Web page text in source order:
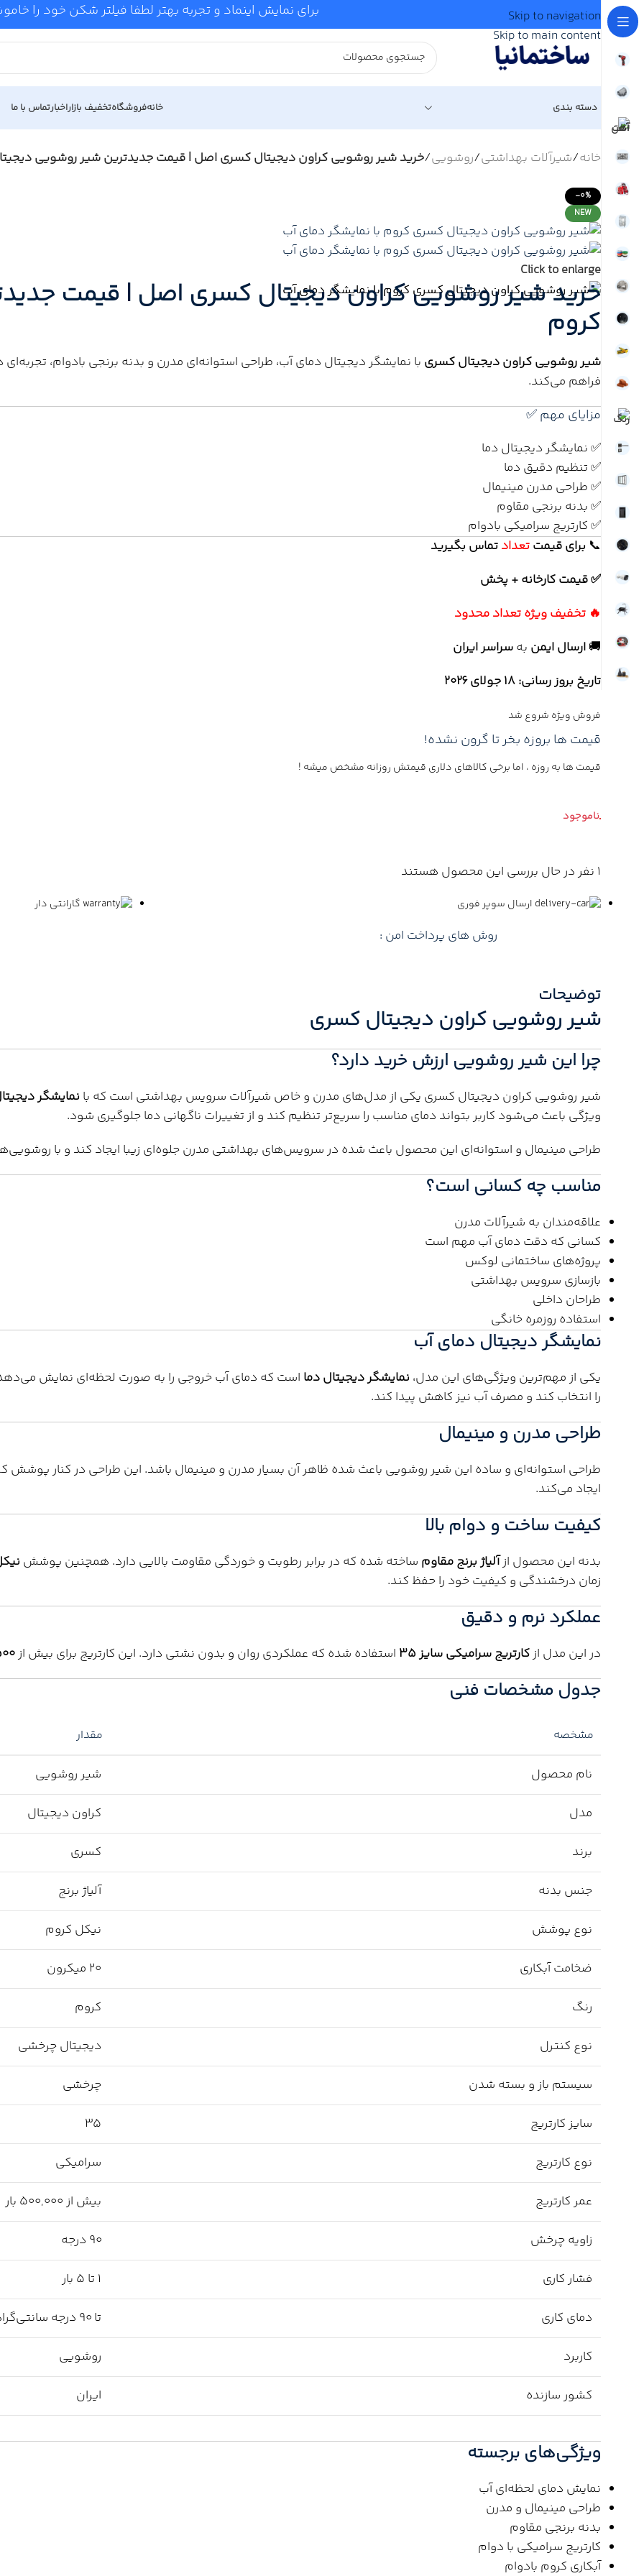
Skip to navigation
Skip to main content
برای نمایش اینماد و تجربه بهتر لطفا فیلتر شکن خود را
دسته بندی خانهفروشگاهتخفیف بازاراخبارتماس با ما
خانه/شیرآلات بهداشتی/روشویی/خرید شیر روشویی کراون دیجیتال کسری اصل | قیمت جدیدترین شیر روشویی
-0%
NEW
Click to enlarge
خرید شیر روشویی کراون دیجیتال کسری اصل | قیمت
کروم
شیر روشویی کراون دیجیتال کسری با نمایشگر دیجیتال دمای آب، طراحی استوانه‌ای مدرن و بدنه برنجی بادوام،
فراهم می‌کند.
مزایای مهم ✅
✅ نمایشگر دیجیتال دما
✅ تنظیم دقیق دما
✅ طراحی مدرن مینیمال
✅ بدنه برنجی مقاوم
✅ کارتریج سرامیکی بادوام
📞 برایقیمتتعدادتماس بگیرید
✅ قیمت کارخانه + پخش
🔥 تخفیف ویژه تعداد محدود
🚚ارسال ایمن بهسراسر ایران
تاریخ بروز رسانی: 18 جولای 2026
فروش ویژه شروع شد
قیمت ها بروزه بخر تا گرون نشده!
قیمت ها به روزه ، اما برخی کالاهای دلاری قیمتش روزانه مشخص میشه !
1 نفر در حال بررسی این محصول هستند
ارسال سوپر فوری گارانتی دار
روش های پرداخت امن :
توضیحات
شیر روشویی کراون دیجیتال کسری
چرا این شیر روشویی ارزش خرید دارد؟
شیر روشویی کراون دیجیتال کسری یکی از مدل‌های مدرن و خاص شیرآلات سرویس بهداشتی است که با نمایشگر
ویژگی باعث می‌شود کاربر بتواند دمای مناسب را سریع‌تر تنظیم کند و از تغییرات ناگهانی دما جلوگیری شود.
طراحی مینیمال و استوانه‌ای این محصول باعث شده در سرویس‌های بهداشتی مدرن جلوه‌ای زیبا ایجاد کند و با
مناسب چه کسانی است؟
علاقه‌مندان به شیرآلات مدرن
کسانی که دقت دمای آب مهم است
پروژه‌های ساختمانی لوکس
بازسازی سرویس بهداشتی
طراحان داخلی
استفاده روزمره خانگی
نمایشگر دیجیتال دمای آب
یکی از مهم‌ترین ویژگی‌های این مدل، نمایشگر دیجیتال دما است که دمای آب خروجی را به صورت لحظه‌ای نمایش
را انتخاب کند و مصرف آب نیز کاهش پیدا کند.
طراحی مدرن و مینیمال
طراحی استوانه‌ای و ساده این شیر روشویی باعث شده ظاهر آن بسیار مدرن و مینیمال باشد. این طراحی در کنار
ایجاد می‌کند.
کیفیت ساخت و دوام بالا
بدنه این محصول ازآلیاژ برنج مقاوم ساخته شده که در برابر رطوبت و خوردگی مقاومت بالایی دارد. همچنین پوشش
زمان درخشندگی و کیفیت خود را حفظ کند.
عملکرد نرم و دقیق
در این مدل ازکارتریج سرامیکی سایز ۳۵ استفاده شده که عملکردی روان و بدون نشتی دارد. این کارتریج برای بیش از۵۰۰ هزار
جدول مشخصات فنی
مشخصه مقدار
نام محصول شیر روشویی
مدل کراون دیجیتال
برند کسری
جنس بدنه آلیاژ برنج
نوع پوشش نیکل کروم
ضخامت آبکاری 20 میکرون
رنگ کروم
نوع کنترل دیجیتال چرخشی
سیستم باز و بسته شدن چرخشی
سایز کارتریج 35
نوع کارتریج سرامیکی
عمر کارتریج بیش از 500,000 بار
زاویه چرخش 90 درجه
فشار کاری 1 تا 5 بار
دمای کاری تا 90 درجه سانتی‌گراد
کاربرد روشویی
کشور سازنده ایران
ویژگی‌های برجسته
نمایش دمای لحظه‌ای آب
طراحی مینیمال و مدرن
بدنه برنجی مقاوم
کارتریج سرامیکی با دوام
آبکاری کروم بادوام